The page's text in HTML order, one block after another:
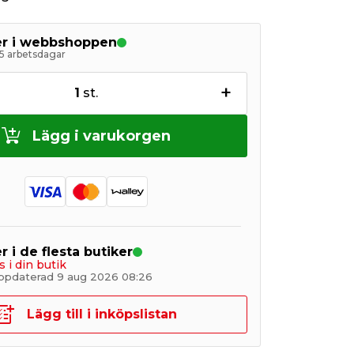
i webbshoppen
arbetsdagar
1 st. +
Lägg i varukorgen
i de flesta butiker
i din butik
9 aug 2026 08:26
Lägg till i inköpslistan